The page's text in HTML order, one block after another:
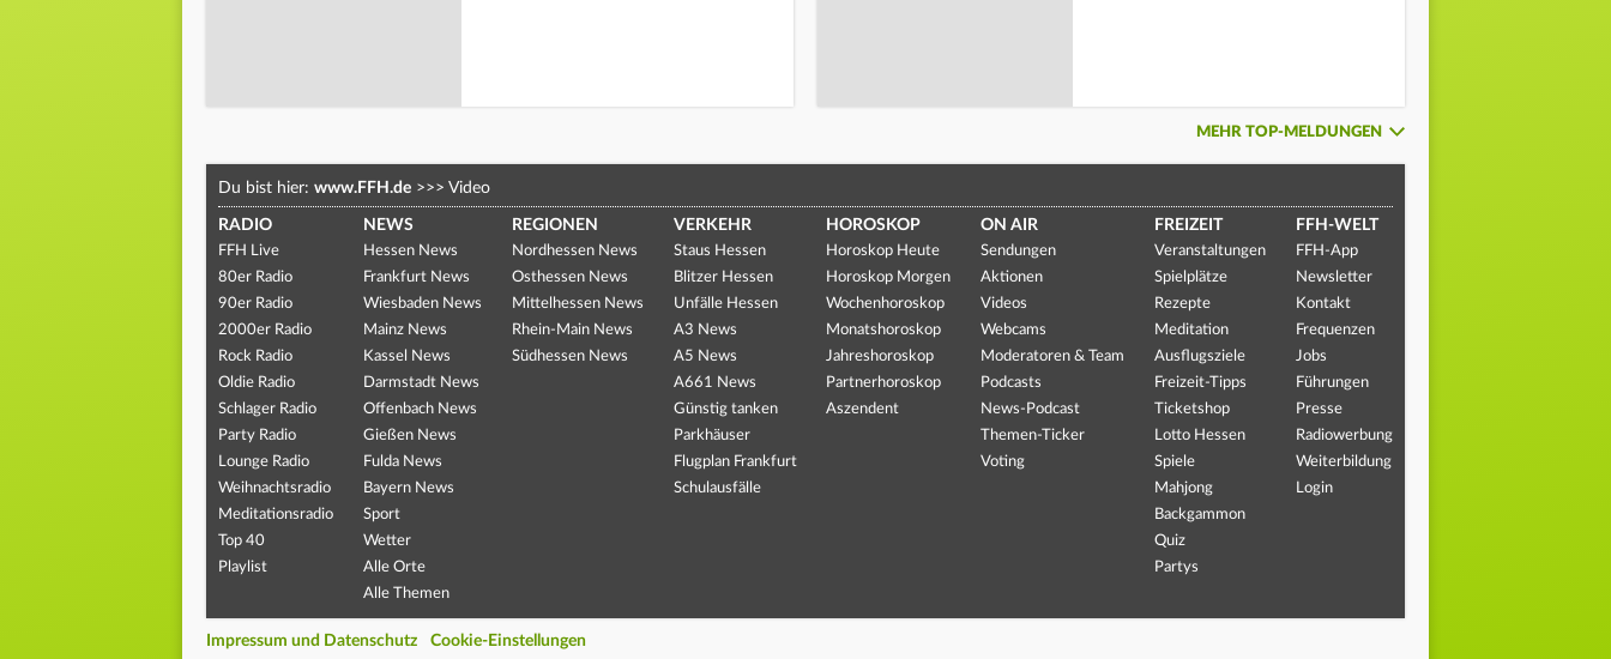
MEHR TOP-MELDUNGEN
Du bist hier: www.FFH.de >>> Video
RADIO
FFH Live
80er Radio
90er Radio
2000er Radio
Rock Radio
Oldie Radio
Schlager Radio
Party Radio
Lounge Radio
Weihnachtsradio
Meditationsradio
Top 40
Playlist
NEWS
Hessen News
Frankfurt News
Wiesbaden News
Mainz News
Kassel News
Darmstadt News
Offenbach News
Gießen News
Fulda News
Bayern News
Sport
Wetter
Alle Orte
Alle Themen
REGIONEN
Nordhessen News
Osthessen News
Mittelhessen News
Rhein-Main News
Südhessen News
VERKEHR
Staus Hessen
Blitzer Hessen
Unfälle Hessen
A3 News
A5 News
A661 News
Günstig tanken
Parkhäuser
Flugplan Frankfurt
Schulausfälle
HOROSKOP
Horoskop Heute
Horoskop Morgen
Wochenhoroskop
Monatshoroskop
Jahreshoroskop
Partnerhoroskop
Aszendent
ON AIR
Sendungen
Aktionen
Videos
Webcams
Moderatoren & Team
Podcasts
News-Podcast
Themen-Ticker
Voting
FREIZEIT
Veranstaltungen
Spielplätze
Rezepte
Meditation
Ausflugsziele
Freizeit-Tipps
Ticketshop
Lotto Hessen
Spiele
Mahjong
Backgammon
Quiz
Partys
FFH-WELT
FFH-App
Newsletter
Kontakt
Frequenzen
Jobs
Führungen
Presse
Radiowerbung
Weiterbildung
Login
Impressum und Datenschutz Cookie-Einstellungen